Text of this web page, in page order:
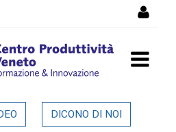
4.0 -
DICONO DI NOI